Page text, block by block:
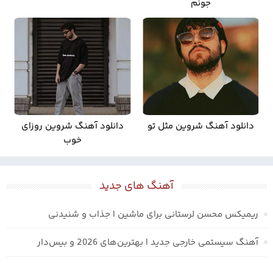
جونم
دانلود آهنگ شروین مثل تو
دانلود آهنگ شروین روزای
خوب
آهنگ های جدید
ریمیکس محسن لرستانی برای ماشین | جذاب و شنیدنی
آهنگ سیستمی خارجی جدید | بهترین‌های 2026 و بیس‌دار